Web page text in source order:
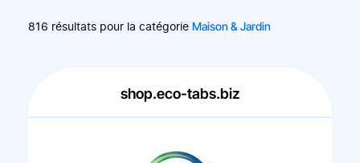
816 résultats pour la catégorie Maison & Jardin
shop.eco-tabs.biz